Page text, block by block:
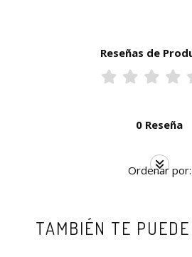
Reseñas de
0 Reseña
Ordenar por:
TAMBIÉN TE